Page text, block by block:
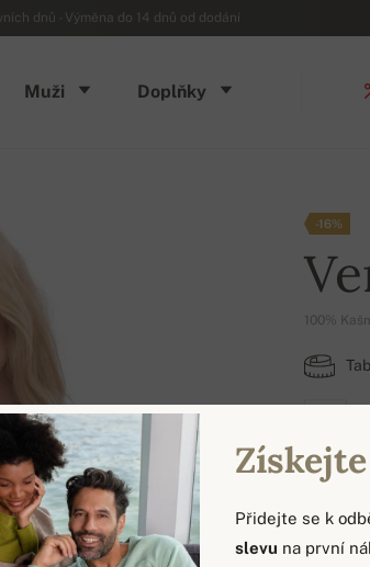
dnů - Výměna do 14 dnů od dodání
Muži Doplňky
-16%
100%
Přidejte se k
slevu na první